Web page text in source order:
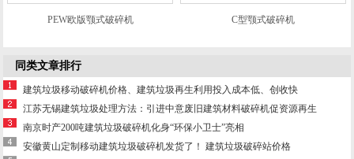
PEW欧版颚式破碎机 C型颚式破碎机
同类文章排行
建筑垃圾移动破碎机价格、建筑垃圾再生利用投入成本低、创收快
江苏无锡建筑垃圾处理方法：引进中意废旧建筑材料破碎机促资源再生
南京时产200吨建筑垃圾破碎机化身“环保小卫士”亮相
安徽黄山定制移动建筑垃圾破碎机发货了！ 建筑垃圾破碎站价格